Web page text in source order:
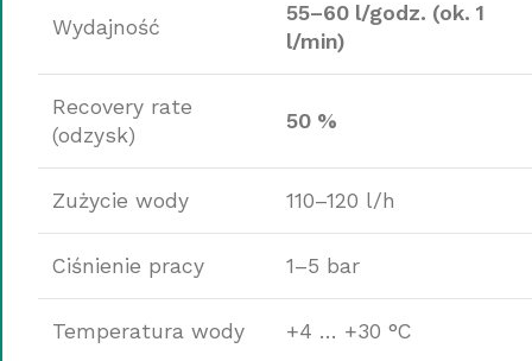
Wydajność
55–60 l/godz. (ok. 1
l/min)
Recovery rate
(odzysk)
50 %
Zużycie wody 110–120 l/h
Ciśnienie pracy 1–5 bar
Temperatura wody +4 … +30 °C